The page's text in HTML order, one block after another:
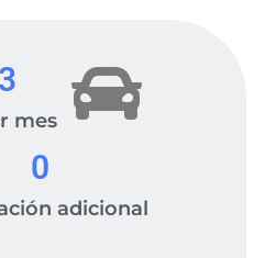
mes
adicional
0